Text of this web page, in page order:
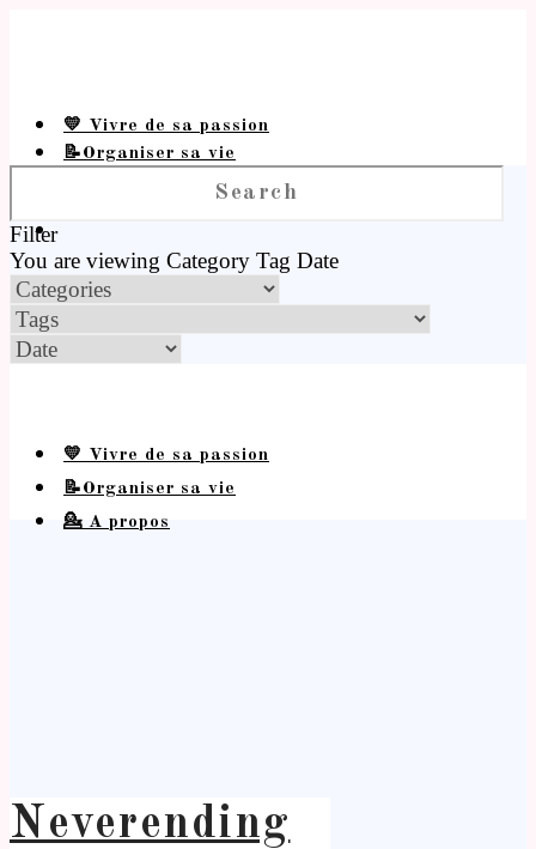
💛 Vivre de sa passion
📝Organiser sa vie
Filter
You are viewing Category Tag Date
💛 Vivre de sa passion
📝Organiser sa vie
💁 A propos
Neverending